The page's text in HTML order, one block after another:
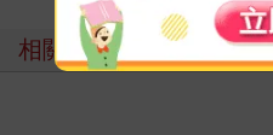
相關主題